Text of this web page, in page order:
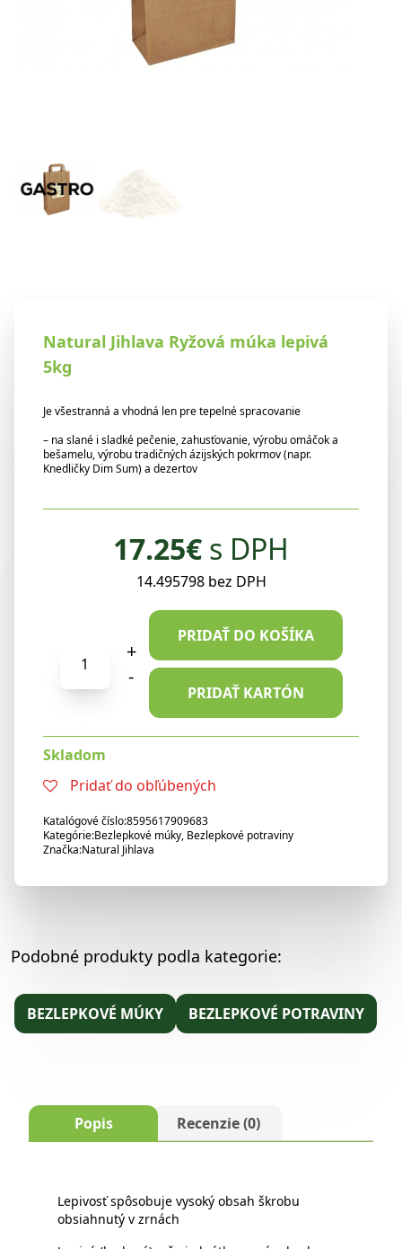
Natural Jihlava Ryžová múka lepivá
5kg
Je všestranná a vhodná len pre tepelné spracovanie
– na slané i sladké pečenie, zahusťovanie, výrobu omáčok a
bešamelu, výrobu tradičných ázijských pokrmov (napr.
Knedličky Dim Sum) a dezertov
17.25€ s DPH
14.495798 bez DPH
Natural
Jihlava
múka
lepivá
5kg
+
-
PRIDAŤ DO KOŠÍKA
PRIDAŤ KARTÓN
Skladom
Pridať do obľúbených
Katalógové číslo:8595617909683
Kategórie:Bezlepkové múky, Bezlepkové potraviny
Značka:Natural Jihlava
Podobné produkty podla kategorie:
BEZLEPKOVÉ MÚKY BEZLEPKOVÉ POTRAVINY
Popis Recenzie (0)
Lepivosť spôsobuje vysoký obsah škrobu
obsiahnutý v zrnách